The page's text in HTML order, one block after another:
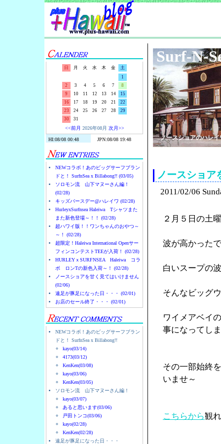
日 月 火 水 木 金
土
1
2
3 4 5 6 7
8
9
10 11 12 13 14
15
16
17 18 19 20 21
22
23
24 25 26 27 28
29
30
31
<<前月 2026年08月 次月>>
NEWコラボ！あのビッグサーフブラン
ドと！ SurfnSea x Billabong!! (03/05)
ソロモン流 山下マヌーさん編！
(02/28)
キッズバースデー@ハレイワ (02/28)
HurleyxSurfnsea Haleiwa Tシャツまた
また新色登場～！！ (02/28)
超ハワイ版！！ワンちゃんのおやつ～
～！ (02/28)
超限定！Haleiwa International Openサー
フィンコンテストTEEが入荷！ (02/28)
HURLEYｘSURFNSEA Haleiwa コラ
ボ ロンTの新色入荷～！ (02/28)
ノースショアを甘く見てはいけません
(02/06)
遠足が豚足になった日・・・ (02/01)
お店のセール終了・・・ (02/01)
NEWコラボ！あのビッグサーフブラン
ドと！ SurfnSea x Billabong!!
kayo(03/14)
4173(03/12)
KenKen(03/08)
kayo(03/06)
KenKen(03/05)
ソロモン流 山下マヌーさん編！
kayo(03/07)
あると思います(03/06)
戸田トンコ(03/06)
kayo(02/28)
KenKen(02/28)
遠足が豚足になった日・・・
Surf-N-
ノースショアのハレ
ノースショア
2011/02/06
２月５日の土
波が高かった
白いスープの
そんなビッグ
ワイメアベイ
事になってし
その一部始終
いませ～
こちらから観